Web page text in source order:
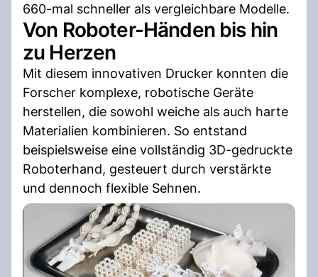
660-mal schneller als vergleichbare Modelle.
Von Roboter-Händen bis hin
zu Herzen
Mit diesem innovativen Drucker konnten die
Forscher komplexe, robotische Geräte
herstellen, die sowohl weiche als auch harte
Materialien kombinieren. So entstand
beispielsweise eine vollständig 3D-gedruckte
Roboterhand, gesteuert durch verstärkte
und dennoch flexible Sehnen.